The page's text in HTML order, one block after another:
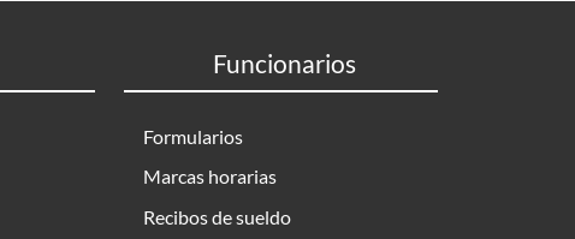
Funcionarios
Formularios
Marcas horarias
Recibos de sueldo